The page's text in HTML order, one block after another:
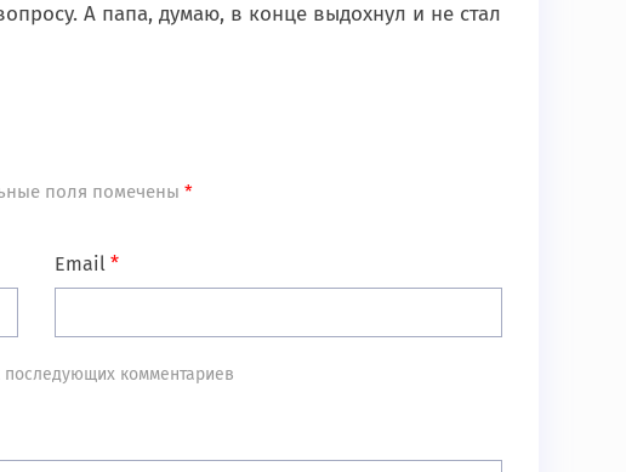
А папа, думаю, в конце выдохнул и не стал
поля помечены *
Email*
комментариев